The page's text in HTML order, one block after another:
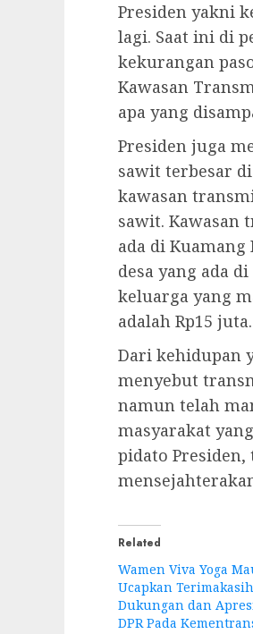
Presiden yakni
lagi. Saat ini di
kekurangan
Kawasan
apa yang
Presiden juga
sawit terbesar
kawasan
sawit. Kawasan
ada di
desa yang ada
keluarga yang
adalah Rp15 juta.
Dari kehidupan
menyebut
namun telah
masyarakat
pidato
Related
Wamen Viva Yoga
Ucapkan
Dukungan dan
DPR Pada